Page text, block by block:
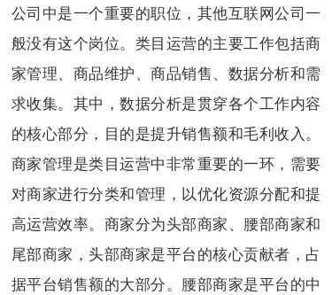
公司中是一个重要的职位，其他互联网公司一
般没有这个岗位。类目运营的主要工作包括商
家管理、商品维护、商品销售、数据分析和需
求收集。其中，数据分析是贯穿各个工作内容
的核心部分，目的是提升销售额和毛利收入。
商家管理是类目运营中非常重要的一环，需要
对商家进行分类和管理，以优化资源分配和提
高运营效率。商家分为头部商家、腰部商家和
尾部商家，头部商家是平台的核心贡献者，占
据平台销售额的大部分。腰部商家是平台的中